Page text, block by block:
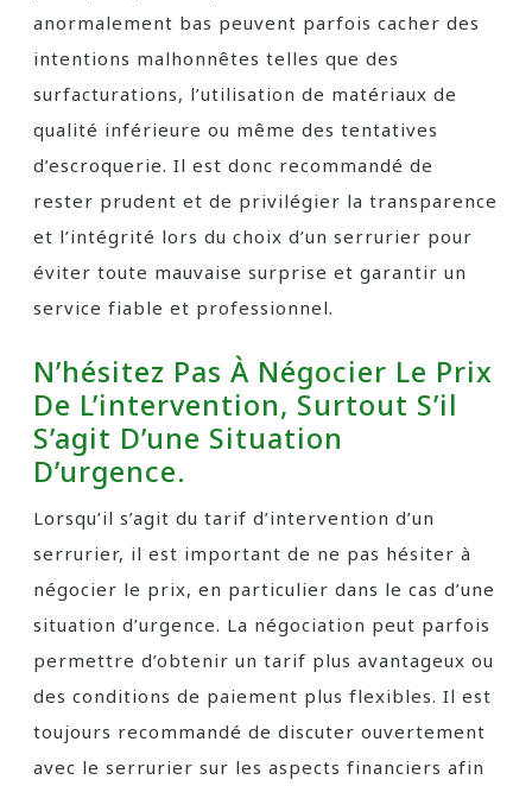
anormalement bas peuvent parfois cacher des
intentions malhonnêtes telles que des
surfacturations, l’utilisation de matériaux de
qualité inférieure ou même des tentatives
d’escroquerie. Il est donc recommandé de
rester prudent et de privilégier la transparence
et l’intégrité lors du choix d’un serrurier pour
éviter toute mauvaise surprise et garantir un
service fiable et professionnel.
N’hésitez Pas À Négocier Le Prix
De L’intervention, Surtout S’il
S’agit D’une Situation
D’urgence.
Lorsqu’il s’agit du tarif d’intervention d’un
serrurier, il est important de ne pas hésiter à
négocier le prix, en particulier dans le cas d’une
situation d’urgence. La négociation peut parfois
permettre d’obtenir un tarif plus avantageux ou
des conditions de paiement plus flexibles. Il est
toujours recommandé de discuter ouvertement
avec le serrurier sur les aspects financiers afin